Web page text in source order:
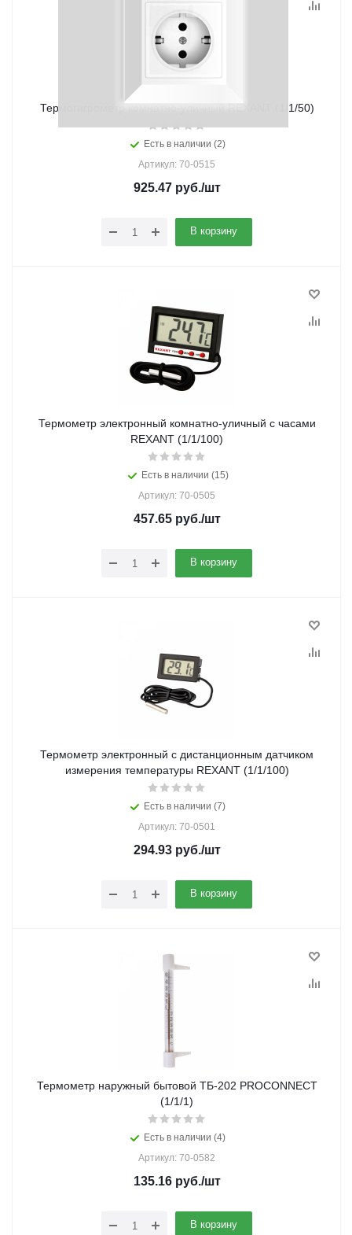
Термогигрометр комнатно-уличный REXANT (1/1/50)
Есть в наличии (2)
Артикул: 70-0515
925.47руб./шт
В корзину
Термометр электронный комнатно-уличный с часами
REXANT (1/1/100)
Есть в наличии (15)
Артикул: 70-0505
457.65руб./шт
В корзину
Термометр электронный с дистанционным датчиком
измерения температуры REXANT (1/1/100)
Есть в наличии (7)
Артикул: 70-0501
294.93руб./шт
В корзину
Термометр наружный бытовой ТБ-202 PROCONNECT
(1/1/1)
Есть в наличии (4)
Артикул: 70-0582
135.16руб./шт
В корзину